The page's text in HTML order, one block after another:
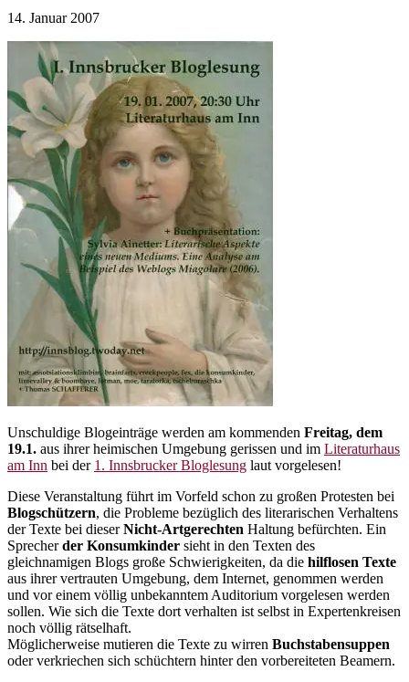
14. Januar 2007
Unschuldige Blogeinträge werden am kommenden Freitag, dem
19.1. aus ihrer heimischen Umgebung gerissen und im Literaturhaus
am Inn bei der 1. Innsbrucker Bloglesung laut vorgelesen!
Diese Veranstaltung führt im Vorfeld schon zu großen Protesten bei
Blogschützern, die Probleme bezüglich des literarischen Verhaltens
der Texte bei dieserNicht-Artgerechten Haltung befürchten. Ein
Sprecherder Konsumkinder sieht in den Texten des
gleichnamigen Blogs große Schwierigkeiten, da die hilflosen Texte
aus ihrer vertrauten Umgebung, dem Internet, genommen werden
und vor einem völlig unbekanntem Auditorium vorgelesen werden
sollen. Wie sich die Texte dort verhalten ist selbst in Expertenkreisen
noch völlig rätselhaft.
Möglicherweise mutieren die Texte zu wirren Buchstabensuppen
oder verkriechen sich schüchtern hinter den vorbereiteten Beamern.